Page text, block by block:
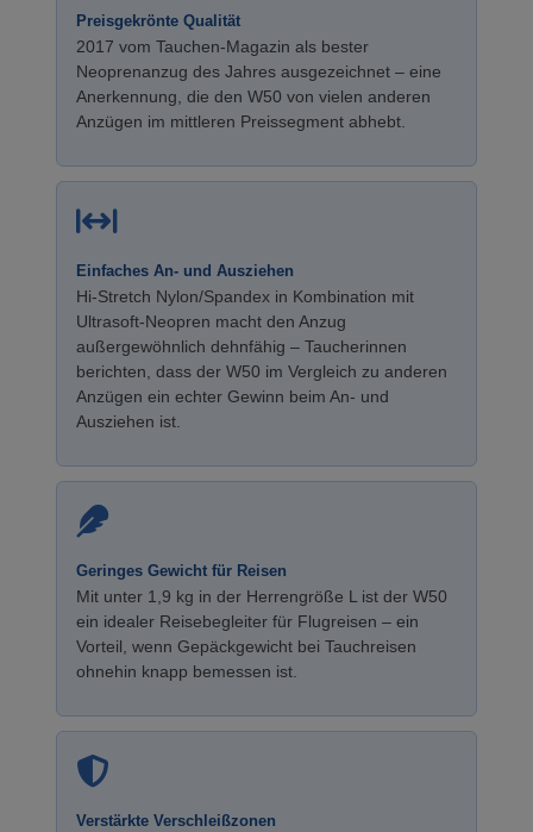
Preisgekrönte Qualität
2017 vom Tauchen-Magazin als bester
Neoprenanzug des Jahres ausgezeichnet – eine
Anerkennung, die den W50 von vielen anderen
Anzügen im mittleren Preissegment abhebt.
Einfaches An- und Ausziehen
Hi-Stretch Nylon/Spandex in Kombination mit
Ultrasoft-Neopren macht den Anzug
außergewöhnlich dehnfähig – Taucherinnen
berichten, dass der W50 im Vergleich zu anderen
Anzügen ein echter Gewinn beim An- und
Ausziehen ist.
Geringes Gewicht für Reisen
Mit unter 1,9 kg in der Herrengröße L ist der W50
ein idealer Reisebegleiter für Flugreisen – ein
Vorteil, wenn Gepäckgewicht bei Tauchreisen
ohnehin knapp bemessen ist.
Verstärkte Verschleißzonen